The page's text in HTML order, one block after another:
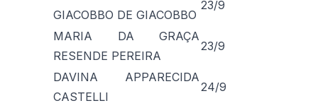
GIACOBBO DE GIACOBBO
23/9
MARIA DA GRAÇA
RESENDE PEREIRA
23/9
DAVINA APPARECIDA
CASTELLI
24/9